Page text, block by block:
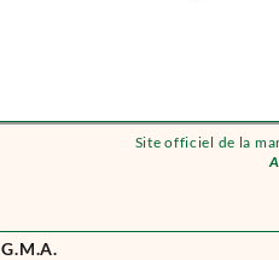
Site officiel de la
G.M.A.